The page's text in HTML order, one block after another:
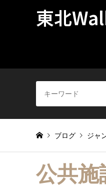
東北
ブログ ジャ
公共施